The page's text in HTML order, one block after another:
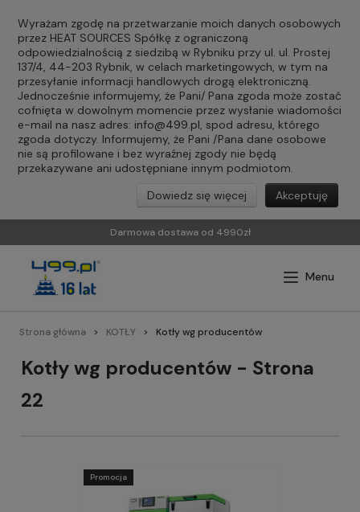
Wyrażam zgodę na przetwarzanie moich danych osobowych
przez HEAT SOURCES Spółkę z ograniczoną
odpowiedzialnością z siedzibą w Rybniku przy ul. ul. Prostej
137/4, 44-203 Rybnik, w celach marketingowych, w tym na
przesyłanie informacji handlowych drogą elektroniczną.
Jednocześnie informujemy, że Pani/ Pana zgoda może zostać
cofnięta w dowolnym momencie przez wysłanie wiadomości
e-mail na nasz adres: info@499.pl, spod adresu, którego
zgoda dotyczy. Informujemy, że Pani /Pana dane osobowe
nie są profilowane i bez wyraźnej zgody nie będą
przekazywane ani udostępniane innym podmiotom.
Akceptuję
Dowiedz się więcej
Darmowa dostawa od 4990zł
Strona główna KOTŁY Kotły wg producentów
Kotły wg producentów - Strona
22
Promocja